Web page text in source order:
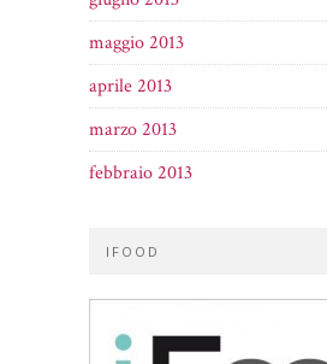
maggio 2013
aprile 2013
marzo 2013
febbraio 2013
IFOOD